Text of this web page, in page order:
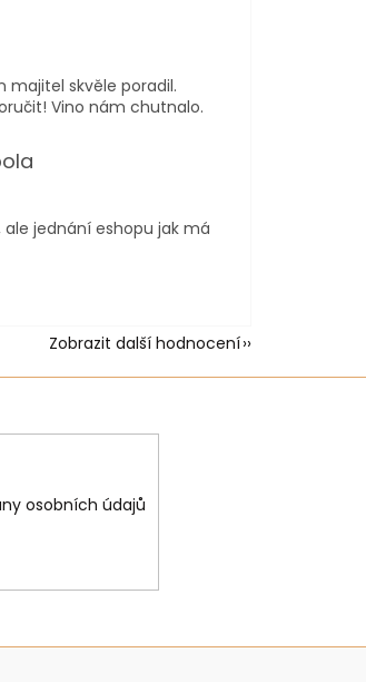
je 5 z 5 hvězdiček.
majitel skvěle poradil.
Vino nám chutnalo.
je 5 z 5 hvězdiček.
jednání eshopu jak má
Zobrazit další hodnocení
osobních údajů